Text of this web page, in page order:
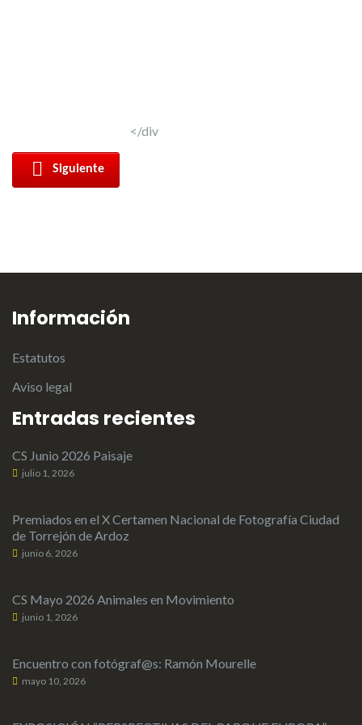
</div
Siguiente
Información
Estatutos
Aviso legal
Entradas recientes
CS Junio 2026 Paisaje
julio 1, 2026
Premiados en el X Certamen Nacional de Fotografía Ciudad
de Torrejón de Ardoz
junio 6, 2026
CS Mayo 2026 Animales en Movimiento
junio 1, 2026
Encuentro con fotógraf@s: Ramón Mourelle
mayo 10, 2026